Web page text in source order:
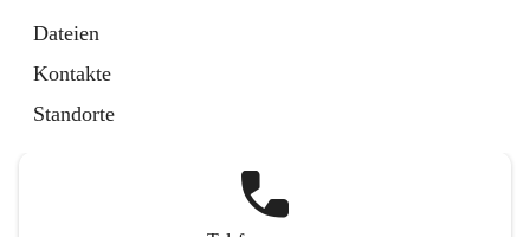
Dateien
Kontakte
Standorte